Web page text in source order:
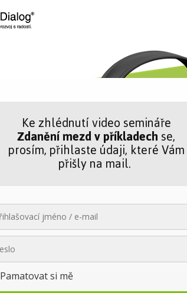
Ke zhlédnutí video semináře
Zdanění mezd v příkladechse,
prosím, přihlaste údaji, které Vám
přišly na mail.
Pamatovat si mě